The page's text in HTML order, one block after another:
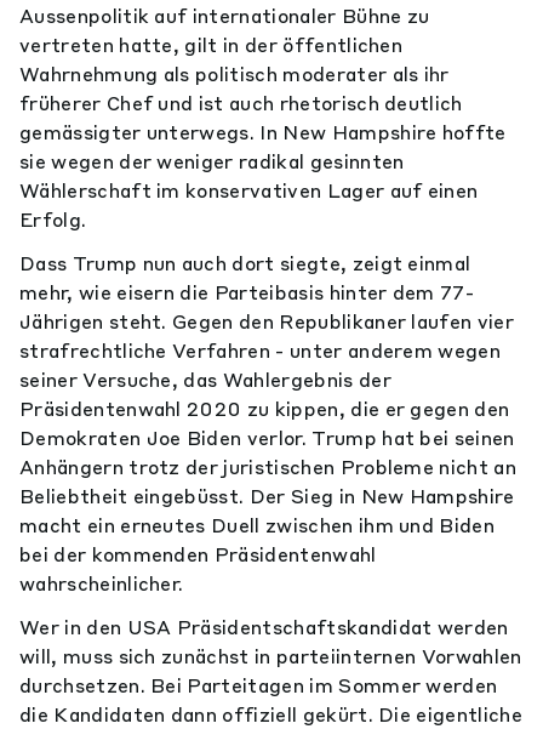
Aussenpolitik auf internationaler Bühne zu
vertreten hatte, gilt in der öffentlichen
Wahrnehmung als politisch moderater als ihr
früherer Chef und ist auch rhetorisch deutlich
gemässigter unterwegs. In New Hampshire hoffte
sie wegen der weniger radikal gesinnten
Wählerschaft im konservativen Lager auf einen
Erfolg.
Dass Trump nun auch dort siegte, zeigt einmal
mehr, wie eisern die Parteibasis hinter dem 77-
Jährigen steht. Gegen den Republikaner laufen vier
strafrechtliche Verfahren - unter anderem wegen
seiner Versuche, das Wahlergebnis der
Präsidentenwahl 2020 zu kippen, die er gegen den
Demokraten Joe Biden verlor. Trump hat bei seinen
Anhängern trotz der juristischen Probleme nicht an
Beliebtheit eingebüsst. Der Sieg in New Hampshire
macht ein erneutes Duell zwischen ihm und Biden
bei der kommenden Präsidentenwahl
wahrscheinlicher.
Wer in den USA Präsidentschaftskandidat werden
will, muss sich zunächst in parteiinternen Vorwahlen
durchsetzen. Bei Parteitagen im Sommer werden
die Kandidaten dann offiziell gekürt. Die eigentliche